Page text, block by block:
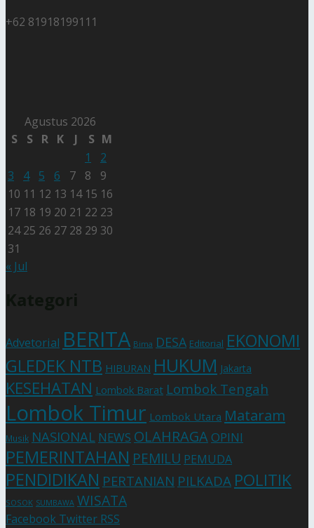
+62 81918199111
Agustus 2026
S
S R K J S M
1
2
3
4 5 6 7 8
9
10 11 12 13 14 15 16
17 18 19 20 21 22 23
24 25 26 27 28 29 30
31
« Jul
Advetorial BERITA Bima DESA Editorial EKONOMI
GLEDEK NTB HIBURAN HUKUM Jakarta
KESEHATAN Lombok Barat Lombok Tengah
Lombok Timur Lombok Utara Mataram
Musik NASIONAL NEWS OLAHRAGA OPINI
PEMERINTAHAN PEMILU PEMUDA
PENDIDIKAN PERTANIAN PILKADA POLITIK
SOSOK SUMBAWA WISATA
Facebook Twitter RSS